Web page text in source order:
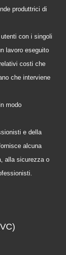
produttrici di
con i singoli
lavoro eseguito
costi che
che interviene
modo
e della
alcuna
alla sicurezza o